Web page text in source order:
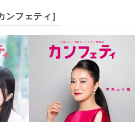
フェティ］